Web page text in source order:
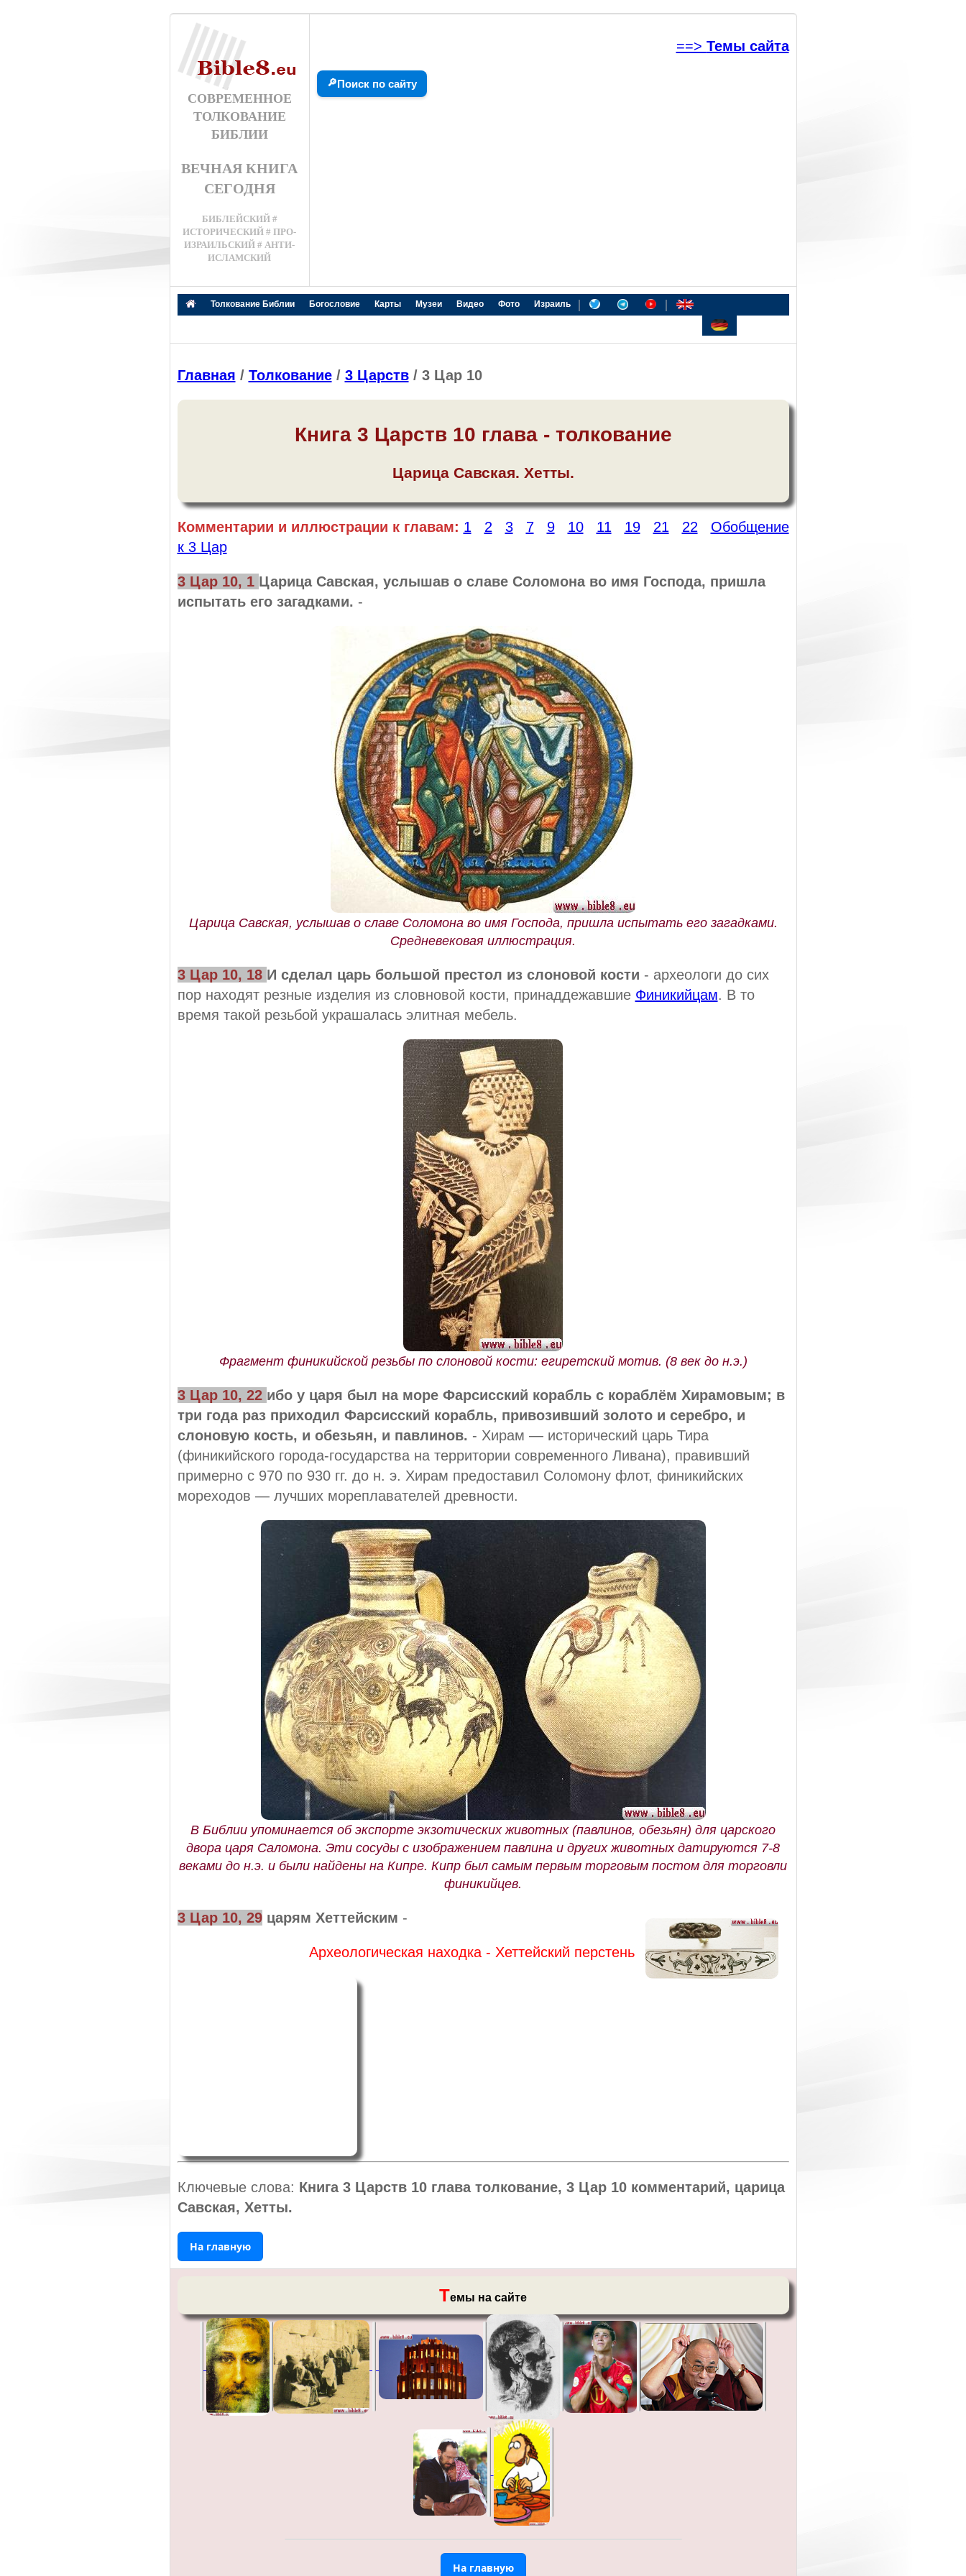
СОВРЕМЕННОЕ
ТОЛКОВАНИЕ
БИБЛИИ
ВЕЧНАЯ КНИГА
СЕГОДНЯ
БИБЛЕЙСКИЙ #
ИСТОРИЧЕСКИЙ # ПРО-
ИЗРАИЛЬСКИЙ # АНТИ-
ИСЛАМСКИЙ
==> Темы сайта
🔎Поиск по сайту
Толкование Библии Богословие Карты Музеи Видео Фото Израиль | |
Главная / Толкование/ 3 Царств/ 3 Цар 10
Книга 3 Царств 10 глава - толкование
Царица Савская. Хетты.
Комментарии и иллюстрации к главам: 1 2 3 7 9 10 11 19 21 22
Обобщение
к 3 Цар
3 Цар 10, 1 Царица Савская, услышав о славе Соломона во имя Господа, пришла
испытать его загадками. -
Царица Савская, услышав о славе Соломона во имя Господа, пришла испытать его загадками.
Средневековая иллюстрация.
3 Цар 10, 18 И сделал царь большой престол из слоновой кости - археологи до сих
пор находят резные изделия из словновой кости, принаддежавшие Финикийцам. В то
время такой резьбой украшалась элитная мебель.
Фрагмент финикийской резьбы по слоновой кости: егиретский мотив. (8 век до н.э.)
3 Цар 10, 22 ибо у царя был на море Фарсисский корабль с кораблём Хирамовым; в
три года раз приходил Фарсисский корабль, привозивший золото и серебро, и
слоновую кость, и обезьян, и павлинов. - Хирам — исторический царь Тира
(финикийского города-государства на территории современного Ливана), правивший
примерно с 970 по 930 гг. до н. э. Хирам предоставил Соломону флот, финикийских
мореходов — лучших мореплавателей древности.
В Библии упоминается об экспорте экзотических животных (павлинов, обезьян) для царского
двора царя Саломона. Эти сосуды с изображением павлина и других животных датируются 7-8
веками до н.э. и были найдены на Кипре. Кипр был самым первым торговым постом для торговли
финикийцев.
3 Цар 10, 29 царям Хеттейским -
Археологическая находка - Хеттейский перстень
Ключевые слова: Книга 3 Царств 10 глава толкование, 3 Цар 10 комментарий, царица
Савская, Хетты.
На главную
Темы на сайте
На главную